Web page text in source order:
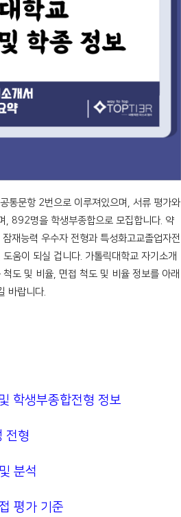
통문항 2번으로 이루져있으며, 서류 평가와
, 892명을 학생부종합으로 모집합니다. 약
재능력 우수자 전형과 특성화고교졸업자전
움이 되실 겁니다. 가톨릭대학교 자기소개
도 및 비율, 면접 척도 및 비율 정보를 아래
바랍니다.
학생부종합전형 정보
전형
분석
평가 기준